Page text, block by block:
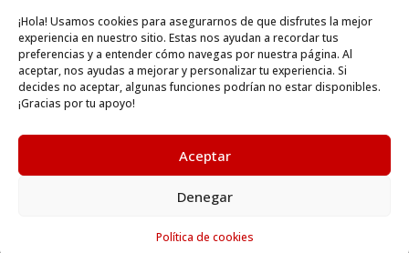
¡Hola! Usamos cookies para asegurarnos de que disfrutes la mejor
experiencia en nuestro sitio. Estas nos ayudan a recordar tus
preferencias y a entender cómo navegas por nuestra página. Al
aceptar, nos ayudas a mejorar y personalizar tu experiencia. Si
decides no aceptar, algunas funciones podrían no estar disponibles.
¡Gracias por tu apoyo!
Aceptar
Denegar
Política de cookies